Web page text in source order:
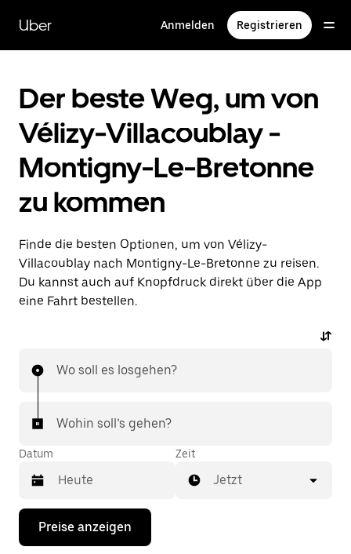
zum
Hauptinhalt
Uber Anmelden Registrieren
Der beste Weg, um von
Vélizy-Villacoublay -
Montigny-Le-Bretonne
zu kommen
Finde die besten Optionen, um von Vélizy-
Villacoublay nach Montigny-Le-Bretonne zu reisen.
Du kannst auch auf Knopfdruck direkt über die App
eine Fahrt bestellen.
Wo soll es losgehen?
Wohin soll’s gehen?
Datum
Drücke
Nach-
Zeit
Jetzt
Preise anzeigen